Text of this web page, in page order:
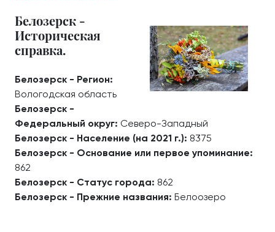
Белозерск -
Историческая
справка.
Белозерск - Регион:
Вологодская область
Белозерск -
Федеральный округ: Северо-Западный
Белозерск - Население (на 2021 г.): 8375
Белозерск - Основание или первое упоминание:
862
Белозерск - Статус города: 862
Белозерск - Прежние названия: Белоозеро